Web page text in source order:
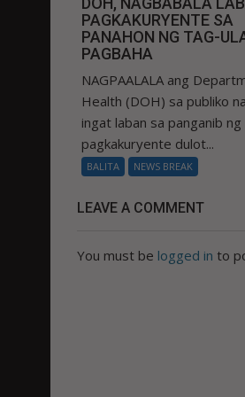
PAGKAKURYENTE SA
PANAHON NG TAG-
PAGBAHA
NAGPAALALA ang
Health (DOH) sa publiko
ingat laban sa panganib ng
pagkakuryente dulot...
BALITA NEWS BREAK
LEAVE A COMMENT
You must be logged in to